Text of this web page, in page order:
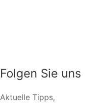
Folgen Sie uns
Aktuelle Tipps,